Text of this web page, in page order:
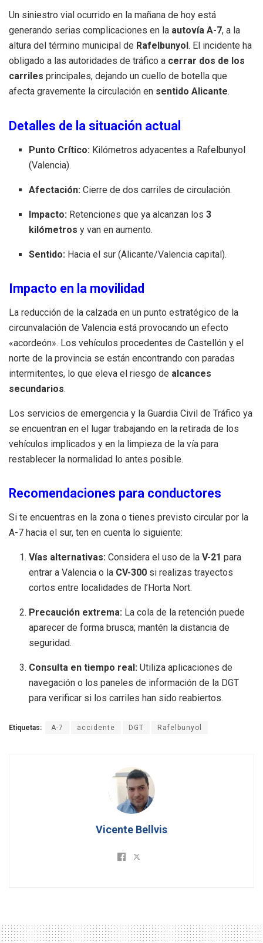
Un siniestro vial ocurrido en la mañana de hoy está
generando serias complicaciones en la autovía A-7, a la
altura del término municipal de Rafelbunyol . El incidente ha
obligado a las autoridades de tráfico a cerrar dos de los
carriles principales, dejando un cuello de botella que
afecta gravemente la circulación en sentido Alicante.
Detalles de la situación actual
Punto Crítico: Kilómetros adyacentes a Rafelbunyol
(Valencia).
Afectación: Cierre de dos carriles de circulación.
Impacto: Retenciones que ya alcanzan los3
kilómetros y van en aumento.
Sentido: Hacia el sur (Alicante/Valencia capital).
Impacto en la movilidad
La reducción de la calzada en un punto estratégico de la
circunvalación de Valencia está provocando un efecto
«acordeón». Los vehículos procedentes de Castellón y el
norte de la provincia se están encontrando con paradas
intermitentes, lo que eleva el riesgo de alcances
secundarios.
Los servicios de emergencia y la Guardia Civil de Tráfico ya
se encuentran en el lugar trabajando en la retirada de los
vehículos implicados y en la limpieza de la vía para
restablecer la normalidad lo antes posible.
Recomendaciones para conductores
Si te encuentras en la zona o tienes previsto circular por la
A-7 hacia el sur, ten en cuenta lo siguiente:
Vías alternativas: Considera el uso de laV-21 para
entrar a Valencia o la CV-300 si realizas trayectos
cortos entre localidades de l’Horta Nort.
Precaución extrema: La cola de la retención puede
aparecer de forma brusca; mantén la distancia de
seguridad.
Consulta en tiempo real: Utiliza aplicaciones de
navegación o los paneles de información de la DGT
para verificar si los carriles han sido reabiertos.
Etiquetas: A-7 accidente DGT Rafelbunyol
Vicente Bellvis